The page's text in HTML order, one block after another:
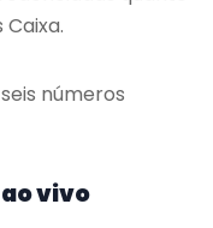
números
vivo